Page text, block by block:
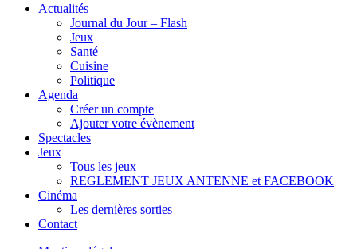
Actualités
Journal du Jour – Flash
Jeux
Santé
Cuisine
Politique
Agenda
Créer un compte
Ajouter votre évènement
Spectacles
Jeux
Tous les jeux
REGLEMENT JEUX ANTENNE et FACEBOOK
Cinéma
Les dernières sorties
Contact